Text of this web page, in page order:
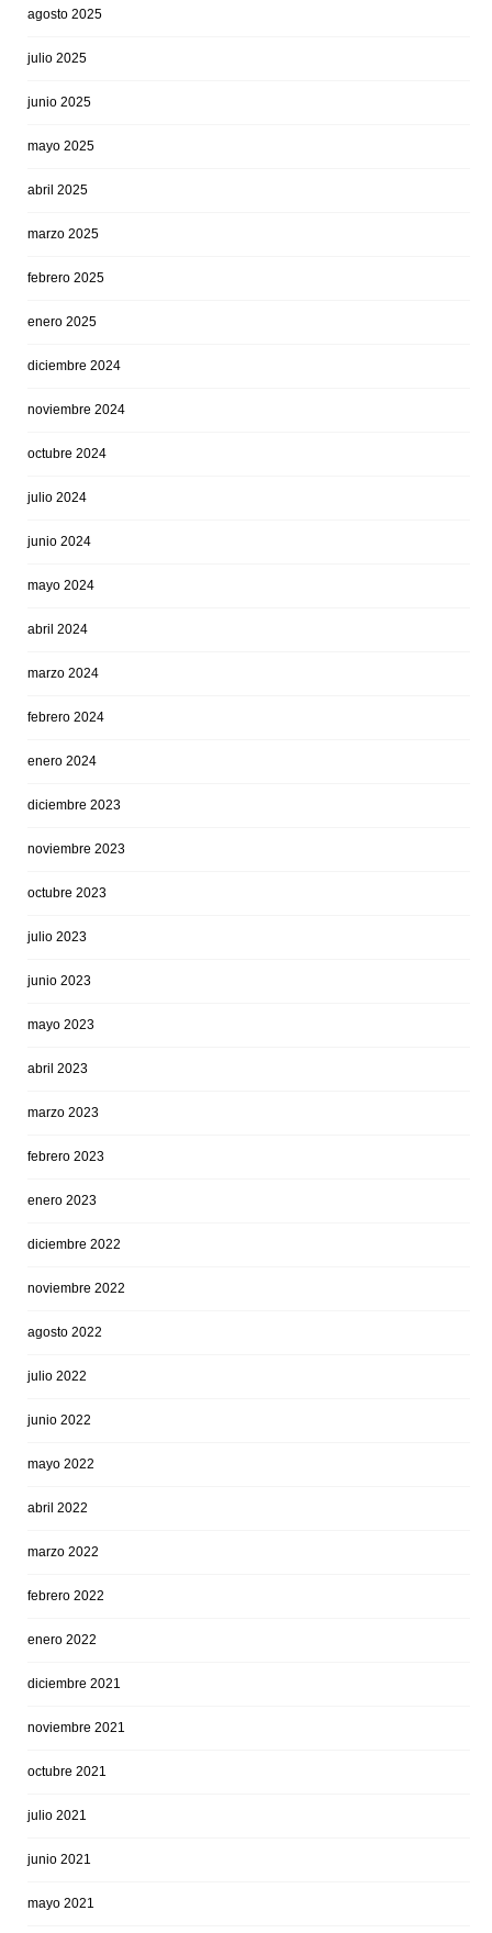
agosto 2025
julio 2025
junio 2025
mayo 2025
abril 2025
marzo 2025
febrero 2025
enero 2025
diciembre 2024
noviembre 2024
octubre 2024
julio 2024
junio 2024
mayo 2024
abril 2024
marzo 2024
febrero 2024
enero 2024
diciembre 2023
noviembre 2023
octubre 2023
julio 2023
junio 2023
mayo 2023
abril 2023
marzo 2023
febrero 2023
enero 2023
diciembre 2022
noviembre 2022
agosto 2022
julio 2022
junio 2022
mayo 2022
abril 2022
marzo 2022
febrero 2022
enero 2022
diciembre 2021
noviembre 2021
octubre 2021
julio 2021
junio 2021
mayo 2021